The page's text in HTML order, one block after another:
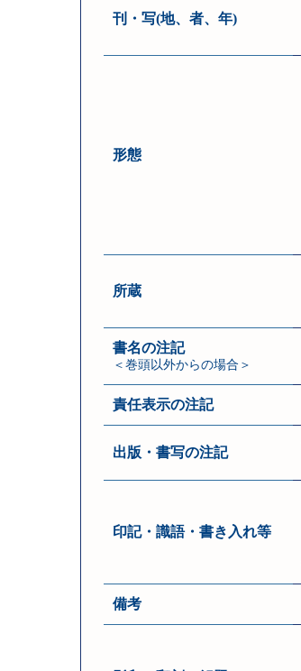
刊・写(地、者、年)
形態
所蔵
書名の注記
＜巻頭以外からの場合＞
責任表示の注記
出版・書写の注記
印記・識語・書き入れ等
備考